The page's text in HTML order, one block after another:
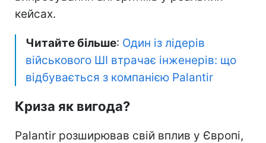
кейсах.
Читайте більше: Один із лідерів
військового ШІ втрачає інженерів: що
відбувається з компанією Palantir
Криза як вигода?
Palantir розширював свій вплив у Європі,